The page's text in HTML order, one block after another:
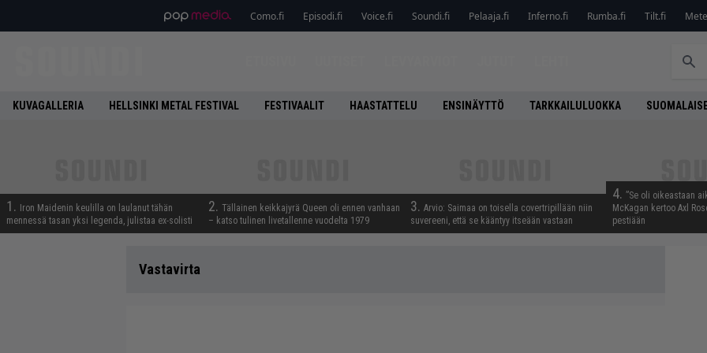
Como.fi Episodi.fi Voice.fi Soundi.fi Pelaaja.fi Inferno.fi Rumba.fi Tilt.fi
KUVAGALLERIA HELLSINKI METAL FESTIVAL FESTIVAALIT HAASTATTELU ENSINÄYTTÖ TARKKAILULUOKKA
1.
Iron Maidenin keulilla on laulanut tähän
mennessä tasan yksi legenda, julistaa ex-solisti
2. Tällainen keikkajyrä Queen oli ennen vanhaan
– katso tulinen livetallenne vuodelta 1979
3. Arvio: Saimaa on toisella covertripillään niin
suvereeni, että se kääntyy itseään vastaan
4. ”Se oli oikeastaan
McKagan kertoo Axl
pestiään
Vastavirta